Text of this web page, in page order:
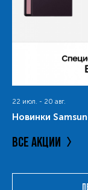
22 июл. - 20 авг.
Новинки
ВСЕ АКЦИИ